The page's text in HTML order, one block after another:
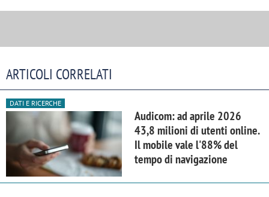
ARTICOLI CORRELATI
DATI E RICERCHE
Audicom: ad aprile 2026
43,8 milioni di utenti online.
Il mobile vale l'88% del
tempo di navigazione